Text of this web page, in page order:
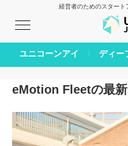
経営者のためのスター
CARBON
IVS
INBOUND
AI
eMotion Fleetの最
ユニコーンアイ ディー